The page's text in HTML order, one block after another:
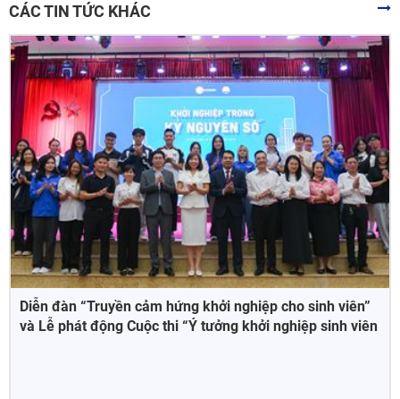
CÁC TIN TỨC KHÁC
Diễn đàn “Truyền cảm hứng khởi nghiệp cho sinh viên”
và Lễ phát động Cuộc thi “Ý tưởng khởi nghiệp sinh viên